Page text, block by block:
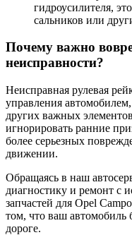
гидроусилителя,
сальников или
Почему важно
неисправности?
Неисправная рулевая
управления
других важных
игнорировать ранние
более серьезных
движении.
Обращаясь в наш
диагностику и ремонт с
запчастей для Opel
том, что ваш автомобиль
дороге.